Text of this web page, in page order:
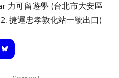
力可留遊學 (台北市大安區
捷運忠孝敦化站一號出口)